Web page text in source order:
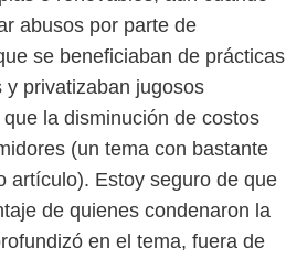
abusos por parte de
se beneficiaban de prácticas
privatizaban jugosos
la disminución de costos
(un tema con bastante
artículo). Estoy seguro de que
de quienes condenaron la
en el tema, fuera de